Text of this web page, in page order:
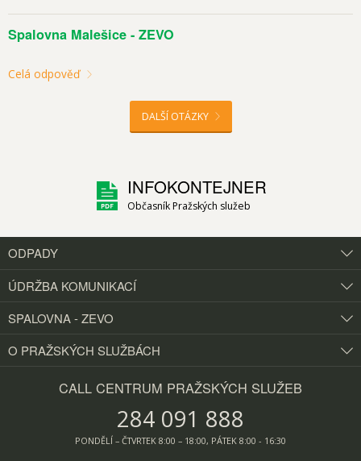
Spalovna Malešice - ZEVO
Celá odpověď
DALŠÍ OTÁZKY
INFOKONTEJNER
Občasník Pražských služeb
ODPADY
ÚDRŽBA KOMUNIKACÍ
SPALOVNA - ZEVO
O PRAŽSKÝCH SLUŽBÁCH
CALL CENTRUM PRAŽSKÝCH SLUŽEB
284 091 888
PONDĚLÍ – ČTVRTEK 8:00 – 18:00, PÁTEK 8:00 - 16:30